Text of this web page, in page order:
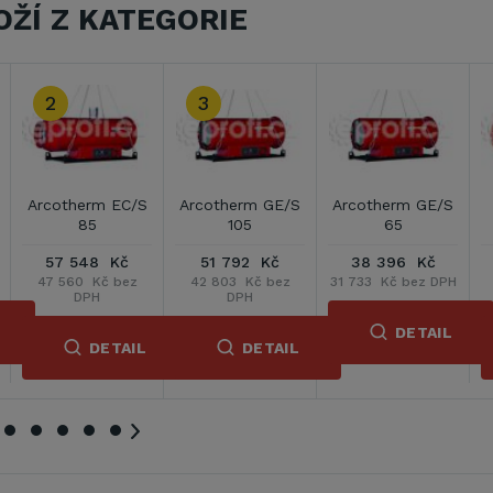
Z KATEGORIE
GE/S
396 Kč
Kč bez DPH
Arcotherm
67 490 Kč
55 777 Kč bez
DETAIL
Axe GALAXY
14 508 Kč
11 990 Kč bez DPH
DETAIL
Oklima
29
24 041 Kč